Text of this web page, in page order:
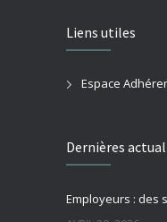
Liens utiles
Espace
Dernières